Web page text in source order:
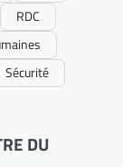
RDC
Sécurité
DU